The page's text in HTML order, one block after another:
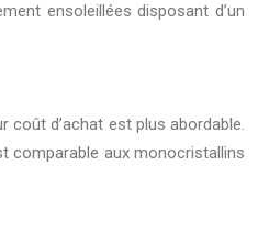
ensoleillées disposant d’un
d’achat est plus abordable.
comparable aux monocristallins